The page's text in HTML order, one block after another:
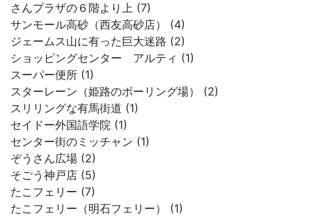
さんプラザの６階より上 (7)
サンモール高砂（西友高砂店） (4)
ジェームス山に有った巨大迷路 (2)
ショッピングセンター アルティ (1)
スーパー便所 (1)
スターレーン（姫路のボーリング場） (2)
スリリングな有馬街道 (1)
セイドー外国語学院 (1)
センター街のミッチャン (1)
ぞうさん広場 (2)
そごう神戸店 (5)
たこフェリー (7)
たこフェリー（明石フェリー） (1)